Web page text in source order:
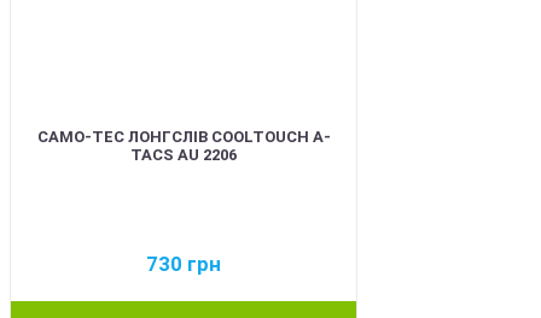
CAMO-TEC ЛОНГСЛІВ COOLTOUCH A-
TACS AU 2206
730 грн